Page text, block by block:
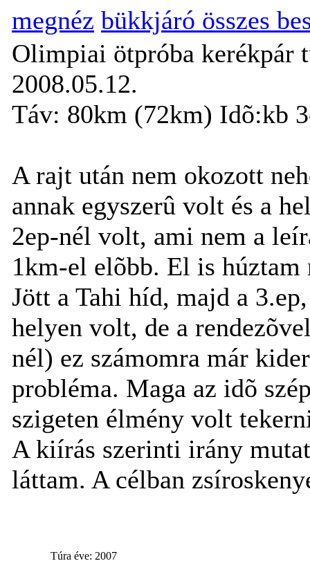
megnéz bükkjáró összes
Olimpiai ötpróba kerékpár
2008.05.12.
Táv: 80km (72km) Idõ:kb
A rajt után nem okozott
annak egyszerû volt és a
2ep-nél volt, ami nem a
1km-el elõbb. El is
Jött a Tahi híd, majd a
helyen volt, de a
nél) ez számomra már
probléma. Maga az idõ
szigeten élmény volt
A kiírás szerinti irány
láttam. A célban
Túra éve: 2007